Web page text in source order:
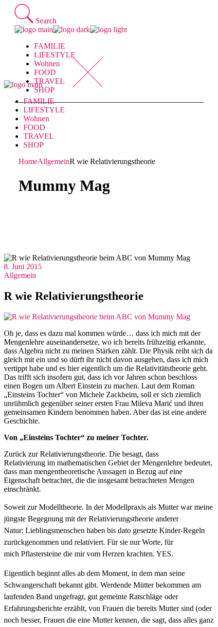
Skip
content
Search
FAMILIE
LIFESTYLE
Wohnen
FOOD
TRAVEL
SHOP
FAMILIE
LIFESTYLE
Wohnen
FOOD
TRAVEL
SHOP
HomeAllgemeinR wie Relativierungstheorie
Mummy Mag
8. Juni 2015
Allgemein
R wie Relativierungstheorie
Oh je, dass es dazu mal kommen würde… dass ich mich mit der
Mengenlehre auseinandersetze, wo ich bereits frühzeitig erkannte,
dass Algebra nicht zu meinen Stärken zählt. Die Physik reiht sich da
gleich mit ein und so dürft ihr nicht davon ausgehen, dass ich mich
vertippt habe und es hier eigentlich um die Relativitätstheorie geht.
Das trifft sich insofern gut, dass ich vor Jahren schon beschloss
einen Bogen um Albert Einstein zu machen. Laut dem Roman
„Einsteins Tochter“ von Michele Zackheim, soll er sich ziemlich
unrühmlich gegenüber seiner ersten Frau Mileva Marić und ihren
gemeinsamen Kindern benommen haben. Aber das ist eine andere
Geschichte.
Von „Einsteins Tochter“ zu meiner Tochter.
Zurück zur Relativierungstheorie. Die besagt, dass
Relativierung im mathematischen Gebiet der Mengenlehre bedeutet,
dass man mengentheoretische Aussagen in Bezug auf eine
Eigenschaft betrachtet, die die insgesamt betrachteten Mengen
einschränkt.
Soweit zur Modelltheorie. In der Modellpraxis als Mutter warmeine
jüngste Begegnung mit der Relativierungstheorie anderer
Natur: Lieblingsmenschen haben bis dato gesetzte Kinder-Regeln
zurückgenommen und relativiert. Für sie nur Worte, für
mich Pflastersteine die mir vom Herzen krachten. YES.
Eigentlich beginnt alles ab dem Moment, in dem man seine
Schwangerschaft bekannt gibt. Werdende Mütter bekommen am
laufenden Band ungefragt, gut gemeinte Ratschläge oder
Erfahrungsberichte erzählt, von Frauen die bereits Mutter sind (oder
noch besser, Frauen die eine Mutter kennen, die sagt, dass alles ganz